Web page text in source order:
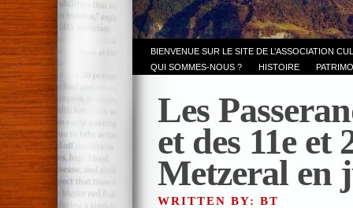
BIENVENUE SUR LE SITE DE L’ASSOCIATION
QUI SOMMES-NOUS ?
HISTOIRE
Les
et des 11e et
Metzeral en
WRITTEN BY: BT